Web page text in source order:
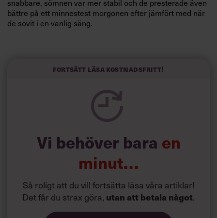
snabbare, sömnen var mer stabil och de presterade även
bättre på ett minnestest morgonen efter jämfört med när
de sovit i en vanlig säng.
Vetenskapen: 8 bevisade
sätt att förlänga
Det här förklarar forskarna med att hjärnvågorna blev
minne. Man kan även koppla gungningen till den som alla
har upplevt i moderns livmodern när hon rörde på sig.
Läs också:
Psykologen: 7 krav på chefen
– för friska medarbetare
Fortsätt läsa kostnadsfritt!
Vi behöver bara en
minut…
Så roligt att du vill fortsätta läsa våra artiklar!
Det får du strax göra, utan att betala något.